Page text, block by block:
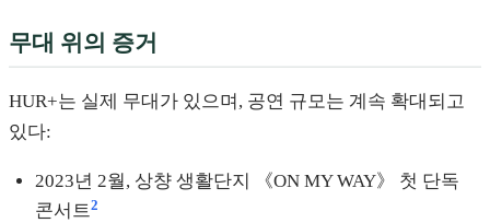
무대 위의 증거
HUR+는 실제 무대가 있으며, 공연 규모는 계속 확대되고
있다:
2023년 2월, 상챵 생활단지 《ON MY WAY》 첫 단독
콘서트2